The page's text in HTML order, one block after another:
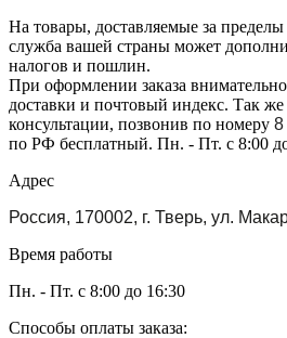
На товары, доставляемые за
служба вашей страны может
налогов и пошлин.
При оформлении заказа
доставки и почтовый индекс. Так
консультации, позвонив по номеру 8
по РФ бесплатный. Пн. - Пт. с 8:00
Адрес
Россия, 170002, г. Тверь, ул.
Время работы
Пн. - Пт. с 8:00 до 16:30
Способы оплаты заказа: